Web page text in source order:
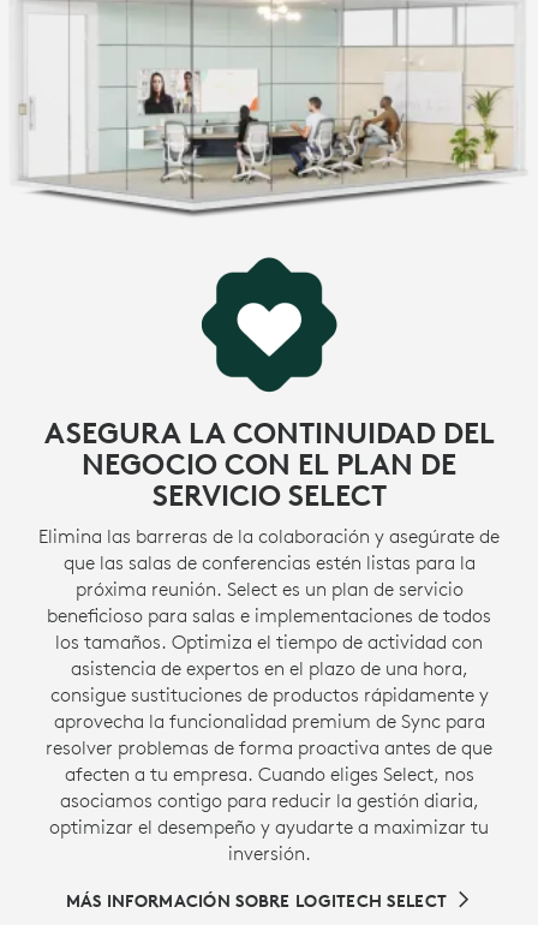
ASEGURA LA CONTINUIDAD DEL
NEGOCIO CON EL PLAN DE
SERVICIO SELECT
Elimina las barreras de la colaboración y asegúrate de
que las salas de conferencias estén listas para la
próxima reunión. Select es un plan de servicio
beneficioso para salas e implementaciones de todos
los tamaños. Optimiza el tiempo de actividad con
asistencia de expertos en el plazo de una hora,
consigue sustituciones de productos rápidamente y
aprovecha la funcionalidad premium de Sync para
resolver problemas de forma proactiva antes de que
afecten a tu empresa. Cuando eliges Select, nos
asociamos contigo para reducir la gestión diaria,
optimizar el desempeño y ayudarte a maximizar tu
inversión.
MÁS INFORMACIÓN SOBRE LOGITECH SELECT